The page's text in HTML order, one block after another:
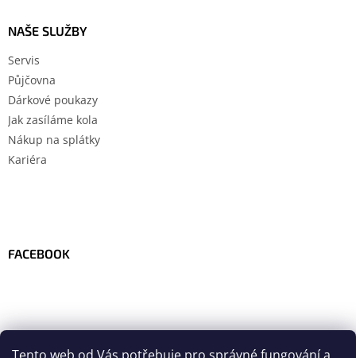
NAŠE SLUŽBY
Servis
Půjčovna
Dárkové poukazy
Jak zasíláme kola
Nákup na splátky
Kariéra
FACEBOOK